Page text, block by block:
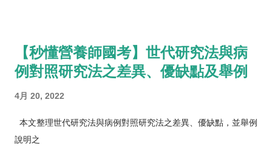
【秒懂營養師國考】世代研究法與病
例對照研究法之差異、優缺點及舉例
4月 20, 2022
本文整理世代研究法與病例對照研究法之差異、優缺點，並舉例
說明之